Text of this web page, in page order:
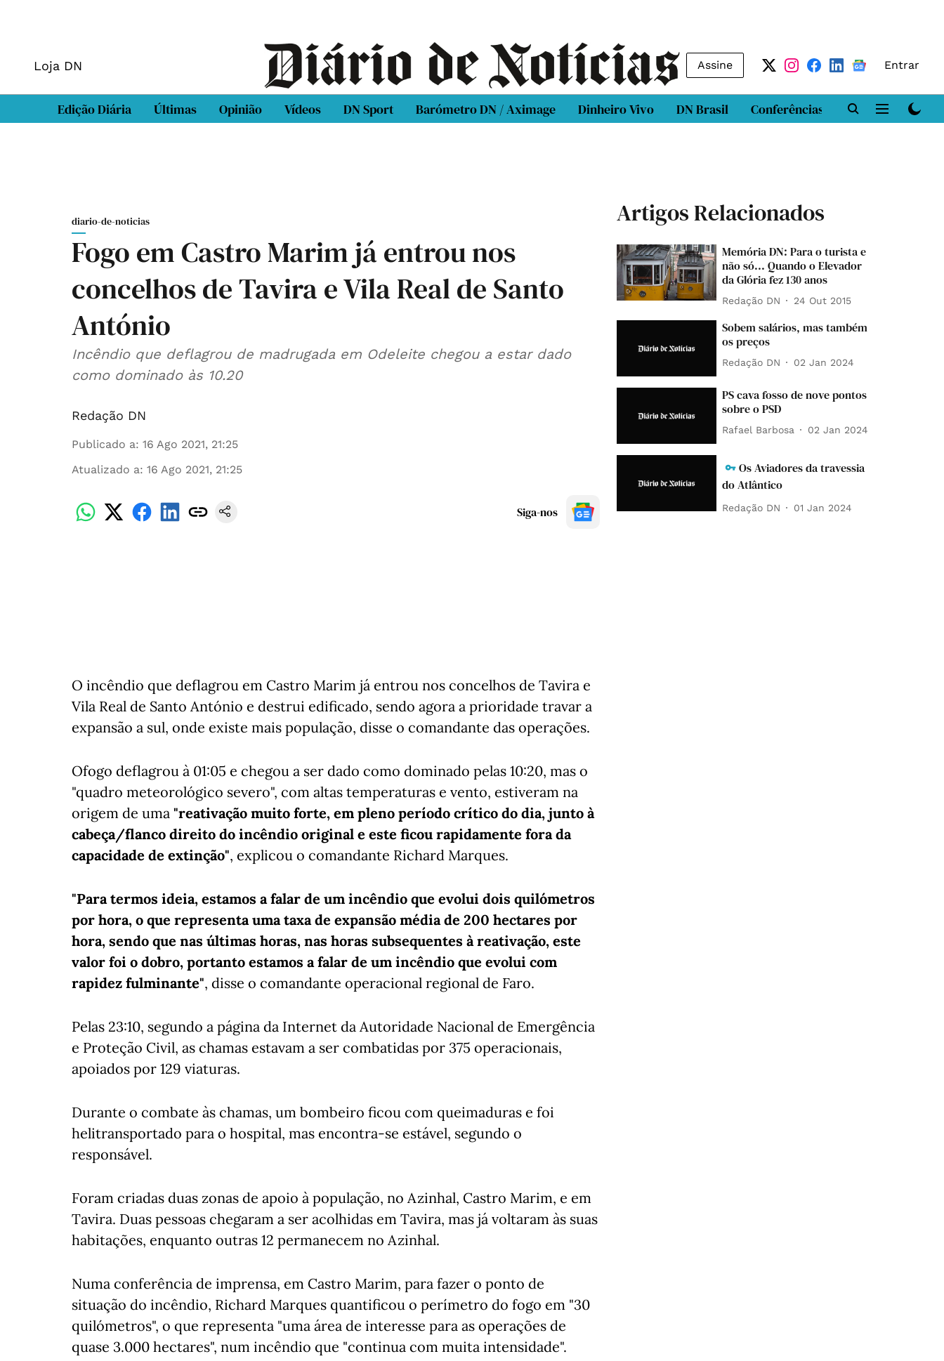
Loja DN Assine Entrar
Edição Diária Últimas Opinião Vídeos DN Sport Barómetro DN / Aximage Dinheiro Vivo DN Brasil Conferências DN LAB
diario-de-noticias
Fogo em Castro Marim já entrou nos
concelhos de Tavira e Vila Real de Santo
António
Incêndio que deflagrou de madrugada em Odeleite chegou a estar dado
como dominado às 10.20
Redação DN
Publicado a: 16 Ago 2021, 21:25
Atualizado a: 16 Ago 2021, 21:25
Siga-nos
O incêndio que deflagrou em Castro Marim já entrou nos concelhos de Tavira e
Vila Real de Santo António e destrui edificado, sendo agora a prioridade travar a
expansão a sul, onde existe mais população, disse o comandante das operações.
Ofogo deflagrou à 01:05 e chegou a ser dado como dominado pelas 10:20, mas o
"quadro meteorológico severo", com altas temperaturas e vento, estiveram na
origem de uma "reativação muito forte, em pleno período crítico do dia, junto à
cabeça/flanco direito do incêndio original e este ficou rapidamente fora da
capacidade de extinção", explicou o comandante Richard Marques.
"Para termos ideia, estamos a falar de um incêndio que evolui dois quilómetros
por hora, o que representa uma taxa de expansão média de 200 hectares por
hora, sendo que nas últimas horas, nas horas subsequentes à reativação, este
valor foi o dobro, portanto estamos a falar de um incêndio que evolui com
rapidez fulminante", disse o comandante operacional regional de Faro.
Pelas 23:10, segundo a página da Internet da Autoridade Nacional de Emergência
e Proteção Civil, as chamas estavam a ser combatidas por 375 operacionais,
apoiados por 129 viaturas.
Durante o combate às chamas, um bombeiro ficou com queimaduras e foi
helitransportado para o hospital, mas encontra-se estável, segundo o
responsável.
Foram criadas duas zonas de apoio à população, no Azinhal, Castro Marim, e em
Tavira. Duas pessoas chegaram a ser acolhidas em Tavira, mas já voltaram às suas
habitações, enquanto outras 12 permanecem no Azinhal.
Numa conferência de imprensa, em Castro Marim, para fazer o ponto de
situação do incêndio, Richard Marques quantificou o perímetro do fogo em "30
quilómetros", o que representa "uma área de interesse para as operações de
quase 3.000 hectares", num incêndio que "continua com muita intensidade".
Artigos Relacionados
Memória DN: Para o turista e
não só... Quando o Elevador
da Glória fez 130 anos
Redação DN 24 Out 2015
Sobem salários, mas também
os preços
Redação DN 02 Jan 2024
PS cava fosso de nove pontos
sobre o PSD
Rafael Barbosa 02 Jan 2024
Os Aviadores da travessia
do Atlântico
Redação DN 01 Jan 2024